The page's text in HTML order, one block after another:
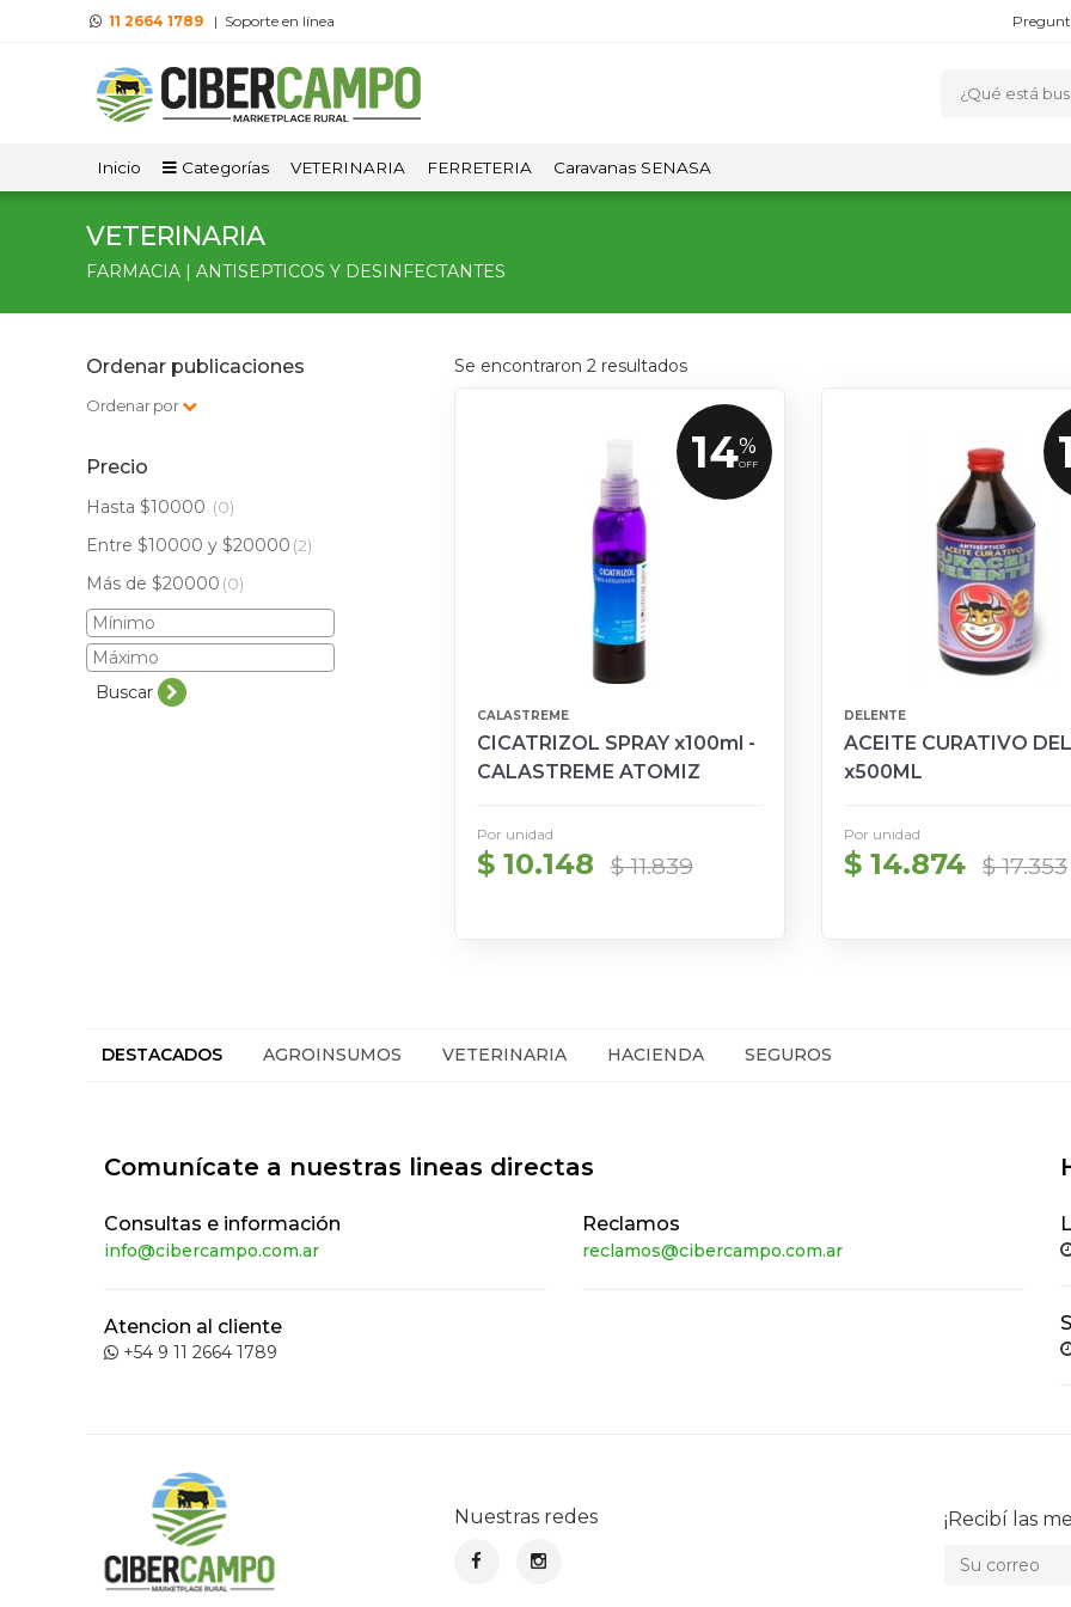
11 2664 1789 | Soporte en línea
Inicio Categorías VETERINARIA FERRETERIA Caravanas SENASA
VETERINARIA
FARMACIA | ANTISEPTICOS Y DESINFECTANTES
Ordenar publicaciones
Ordenar por
Precio
Hasta $10000 (0)
Entre $10000 y $20000 (2)
Más de $20000 (0)
Buscar
Se encontraron 2resultados
14%
OFF
CALASTREME
CICATRIZOL SPRAY x100ml -
CALASTREME ATOMIZ
Por unidad
$ 10.148 $ 11.839
DELENTE
ACEITE CURATIVO
x500ML
Por unidad
$ 14.874 $ 17.353
DESTACADOS AGROINSUMOS VETERINARIA HACIENDA SEGUROS
Comunícate a nuestras lineas directas
Consultas e información
info@cibercampo.com.ar
Atencion al cliente
+54 9 11 2664 1789
Reclamos
reclamos@cibercampo.com.ar
Nuestras redes ¡Recibí las